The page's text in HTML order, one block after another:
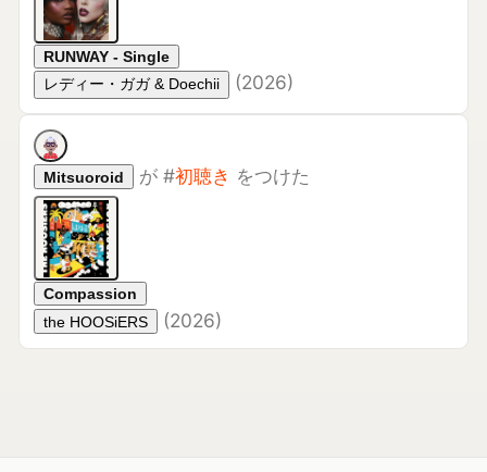
レディー・ガガ & Doechii
Mitsuoroid が #初聴きをつけた
Compassion
the HOOSiERS